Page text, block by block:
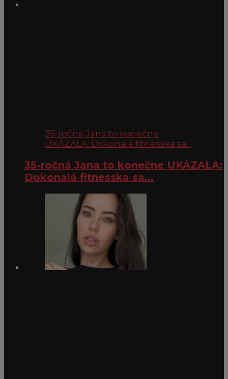
35-ročná Jana to konečne
UKÁZALA: Dokonalá fitnesska sa...
35-ročná Jana to konečne UKÁZALA:
Dokonalá fitnesska sa...